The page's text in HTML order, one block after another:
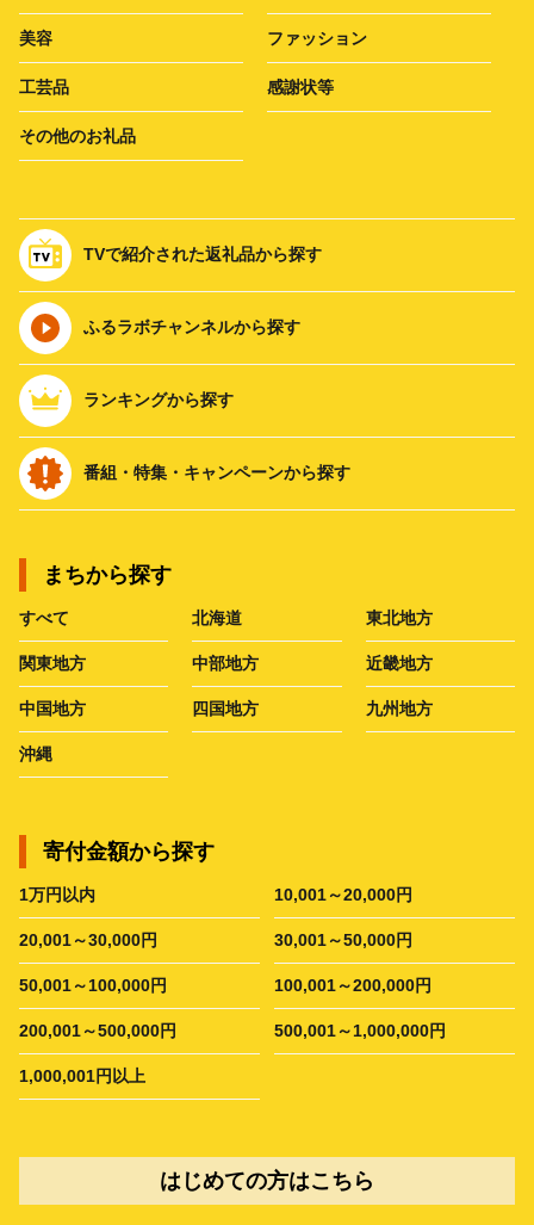
美容 ファッション
工芸品 感謝状等
その他のお礼品
TVで紹介された返礼品から探す
ふるラボチャンネルから探す
ランキングから探す
番組・特集・キャンペーンから探す
まちから探す
すべて 北海道 東北地方
関東地方 中部地方 近畿地方
中国地方 四国地方 九州地方
沖縄
寄付金額から探す
1万円以内 10,001～20,000円
20,001～30,000円 30,001～50,000円
50,001～100,000円 100,001～200,000円
200,001～500,000円 500,001～1,000,000円
1,000,001円以上
はじめての方はこちら